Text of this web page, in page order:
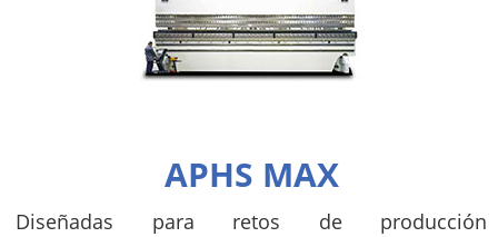
APHS MAX
Diseñadas para retos de producción